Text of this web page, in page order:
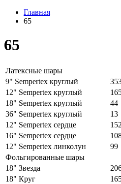
Главная
65
65
Латексные шары
9" Sempertex круглый
12" Sempertex круглый
18" Sempertex круглый
44
36" Sempertex круглый
13
12" Sempertex сердце
152
16" Sempertex сердце
12" Sempertex линколун
99
Фольгированные шары
18" Звезда
18" Круг